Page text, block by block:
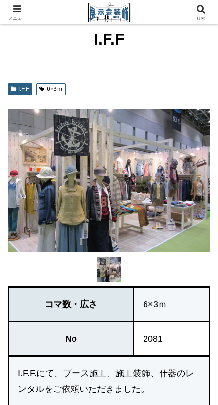
I.F.F
I.F.F 6×3ｍ
コマ数・広さ 6×3ｍ
No 2081
I.F.F.にて、ブース施工、施工装飾、什器のレ
ンタルをご依頼いただきました。
メニュー 検索